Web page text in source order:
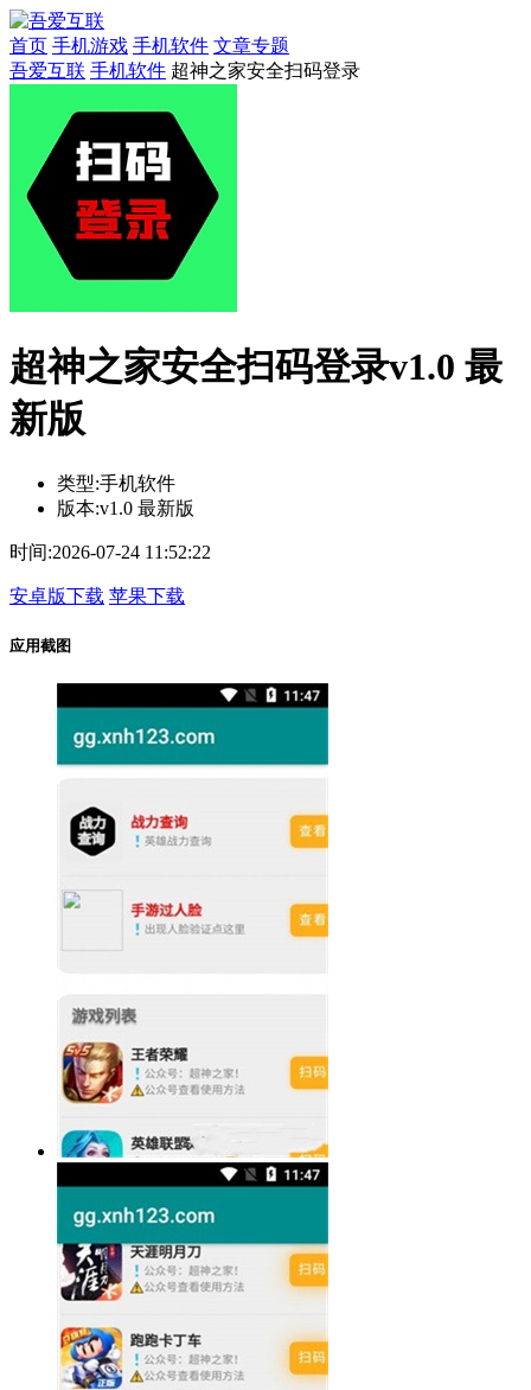
首页 手机游戏 手机软件 文章专题
吾爱互联 手机软件 超神之家安全扫码登录
超神之家安全扫码登录v1.0 最
新版
类型:手机软件
版本:v1.0 最新版
时间:2026-07-24 11:52:22
安卓版下载 苹果下载
应用截图